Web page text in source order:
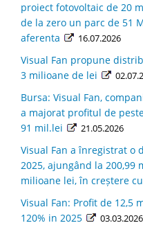
proiect fotovoltaic de 20
de la zero un parc de 51
aferenta
16.07.2026
Visual Fan propune
3 milioane de lei
Bursa: Visual Fan,
a majorat profitul de
91 mil.lei
21.05.2026
Visual Fan a înregistrat o
2025, ajungând la 200,99
milioane lei, în creștere
Visual Fan: Profit de 12,5
120% in 2025
03.03.2026